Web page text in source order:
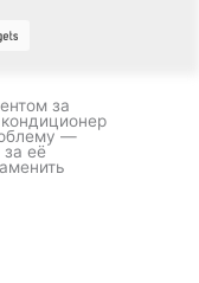
за
—
её